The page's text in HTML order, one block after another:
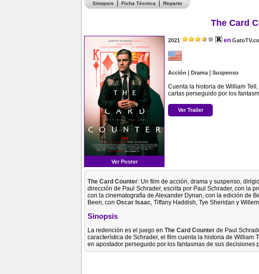
Sinopsis Ficha Técnica Reparto
The Card
Ver Poster
2021 en
Acción Drama| Suspenso
Cuenta la historia de William
cartas perseguido por los
Ver Trailer
The Card Counter: Un film de acción, drama y suspenso,
dirección de Paul Schrader, escrita por Paul Schrader, con la
con la cinematografía de Alexander Dynan, con la edición de
Been, con Oscar Isaac, Tiffany Haddish, Tye Sheridan y
Sinopsis
La redención es el juego en The Card Counter de Paul
característica de Schrader, el film cuenta la historia de William
en apostador perseguido por los fantasmas de sus decisiones